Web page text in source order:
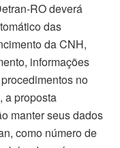
RO deverá
das
da CNH,
informações
no
a proposta
manter seus dados
como número de